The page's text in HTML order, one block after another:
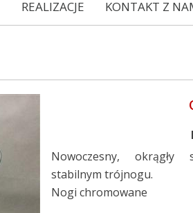
REALIZACJE KONTAKT Z
Nowoczesny,
stabilnym trójnogu.
Nogi chromowane